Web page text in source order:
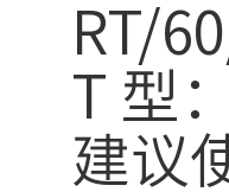
RT/
T 型
建议